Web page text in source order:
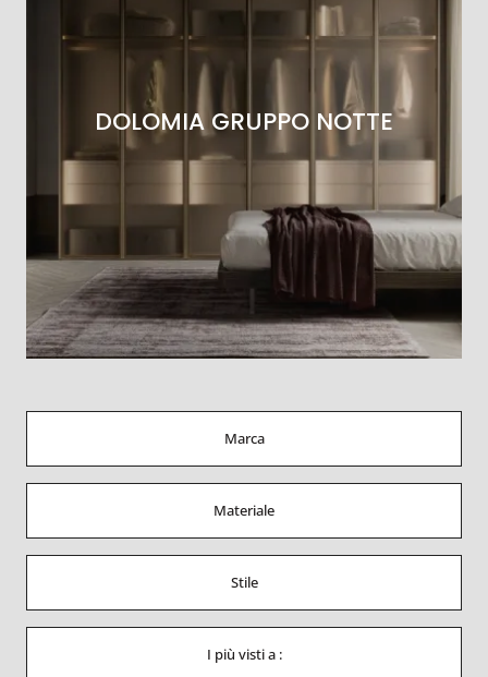
Marca
Materiale
Stile
I più visti a :
DOLOMIA GRUPPO NOTTE